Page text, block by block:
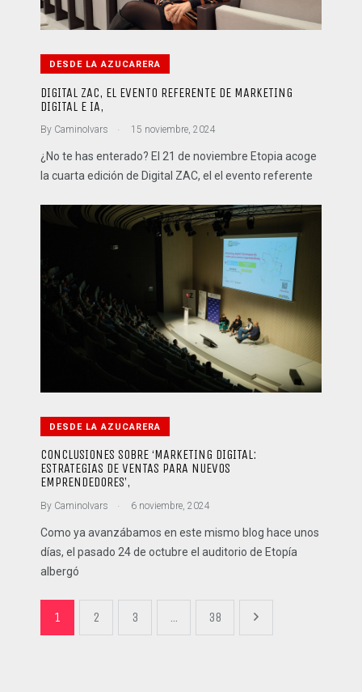
DESDE LA AZUCARERA
DIGITAL ZAC, EL EVENTO REFERENTE DE MARKETING
DIGITAL E IA,
By CaminoIvars . 15 noviembre, 2024
¿No te has enterado? El 21 de noviembre Etopia acoge
la cuarta edición de Digital ZAC, el el evento referente
DESDE LA AZUCARERA
CONCLUSIONES SOBRE ‘MARKETING DIGITAL:
ESTRATEGIAS DE VENTAS PARA NUEVOS
EMPRENDEDORES’,
By CaminoIvars 6 noviembre, 2024
Como ya avanzábamos en este mismo blog hace unos
días, el pasado 24 de octubre el auditorio de Etopía
albergó
1 2 3 38